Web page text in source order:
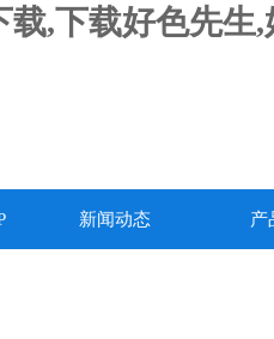
载,下载好色先
新闻动态 产